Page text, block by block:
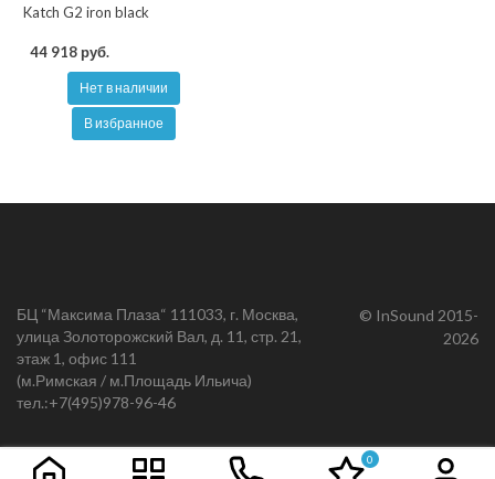
Katch G2 iron black
44 918 руб.
Нет в наличии
В избранное
БЦ “Максима Плаза“ 111033, г. Москва,
улица Золоторожский Вал, д. 11, стр. 21,
этаж 1, офис 111
(м.Римская / м.Площадь Ильича)
тел.:+7(495)978-96-46
© InSound 2015-
2026
0